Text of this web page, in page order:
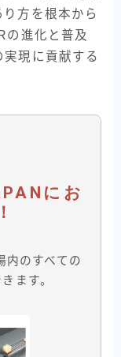
方を根本から
の進化と普及
現に貢献する
にお
内のすべての
ます。